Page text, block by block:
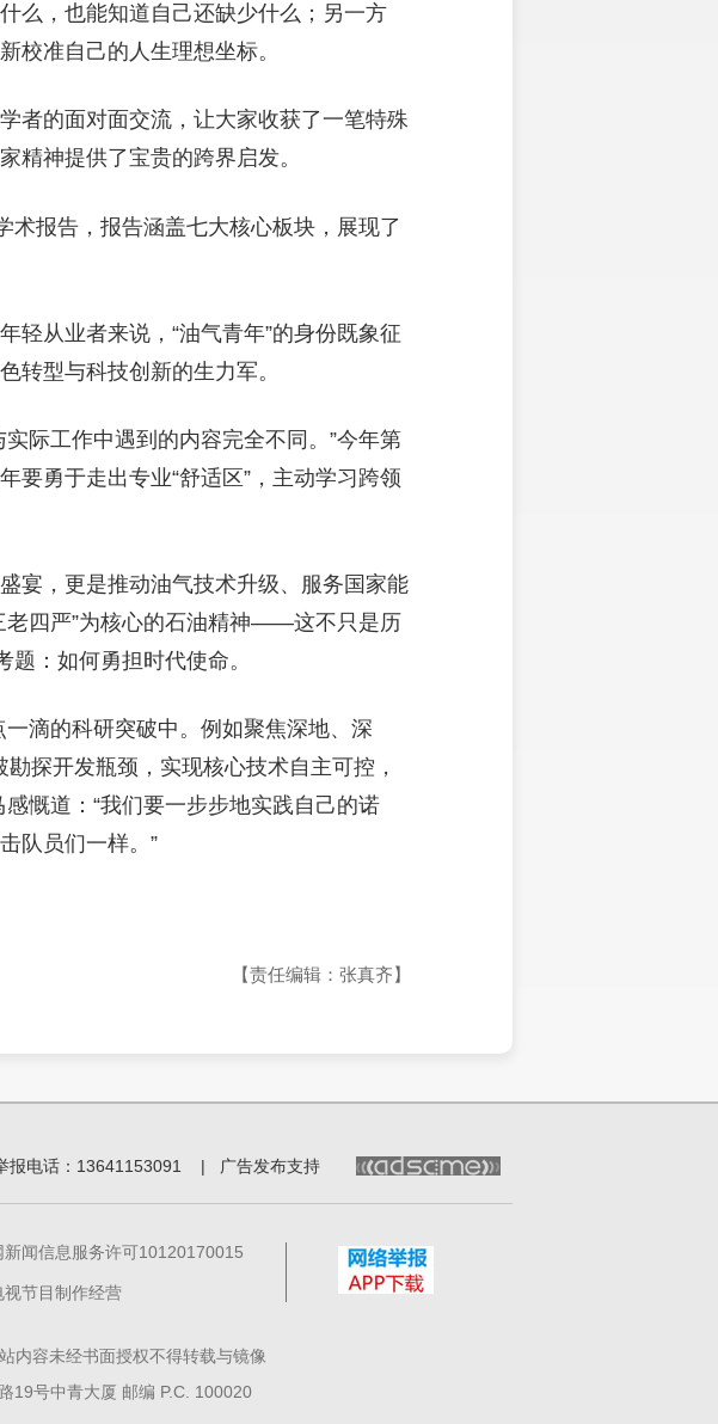
么，也能知道自己还缺少什么；另一方
校准自己的人生理想坐标。
者的面对面交流，让大家收获了一笔特殊
精神提供了宝贵的跨界启发。
报告，报告涵盖七大核心板块，展现了
轻从业者来说，“油气青年”的身份既象征
转型与科技创新的生力军。
际工作中遇到的内容完全不同。”今年第
要勇于走出专业“舒适区”，主动学习跨领
宴，更是推动油气技术升级、服务国家能
老四严”为核心的石油精神——这不只是历
：如何勇担时代使命。
滴的科研突破中。例如聚焦深地、深
探开发瓶颈，实现核心技术自主可控，
慨道：“我们要一步步地实践自己的诺
队员们一样。”‌‌
【责任编辑：张真齐】
报电话：13641153091 | 广告发布支持
新闻信息服务许可10120170015
视节目制作经营
内容未经书面授权不得转载与镜像
19号中青大厦 邮编 P.C. 100020